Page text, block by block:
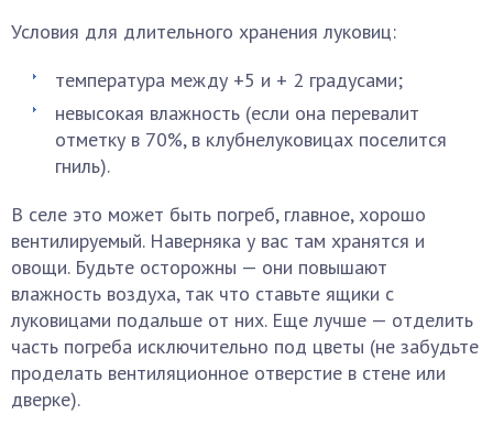
Условия для длительного хранения луковиц:
температура между +5 и + 2 градусами;
невысокая влажность (если она перевалит
отметку в 70%, в клубнелуковицах поселится
гниль).
В селе это может быть погреб, главное, хорошо
вентилируемый. Наверняка у вас там хранятся и
овощи. Будьте осторожны — они повышают
влажность воздуха, так что ставьте ящики с
луковицами подальше от них. Еще лучше — отделить
часть погреба исключительно под цветы (не забудьте
проделать вентиляционное отверстие в стене или
дверке).